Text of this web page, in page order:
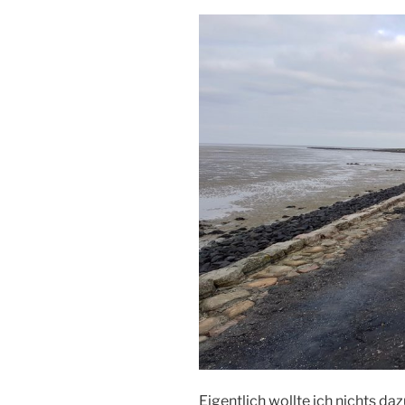
Eigentlich wollte ich nichts